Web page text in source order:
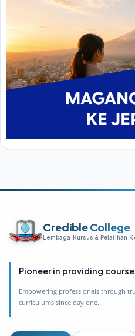
Credible College
Lembaga Kursus & Pelatihan
Pioneer in providing
Empowering professionals through
curriculums since day one.